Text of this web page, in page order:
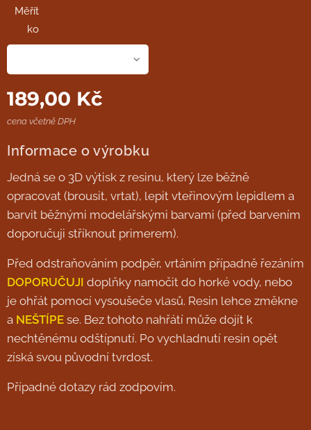
Měřít
ko
189,00 Kč
cena včetně DPH
Informace o výrobku
Jedná se o 3D výtisk z resinu, který lze běžně
opracovat (brousit, vrtat), lepit vteřinovým lepidlem a
barvit běžnými modelářskými barvami (před barvením
doporučuji stříknout primerem).
Před odstraňováním podpěr, vrtáním případně řezáním
DOPORUČUJI doplňky namočit do horké vody, nebo
je ohřát pomocí vysoušeče vlasů. Resin lehce změkne
a NEŠTÍPE se. Bez tohoto nahřátí může dojít k
nechtěnému odštípnutí. Po vychladnutí resin opět
získá svou původní tvrdost.
Případné dotazy rád zodpovím.